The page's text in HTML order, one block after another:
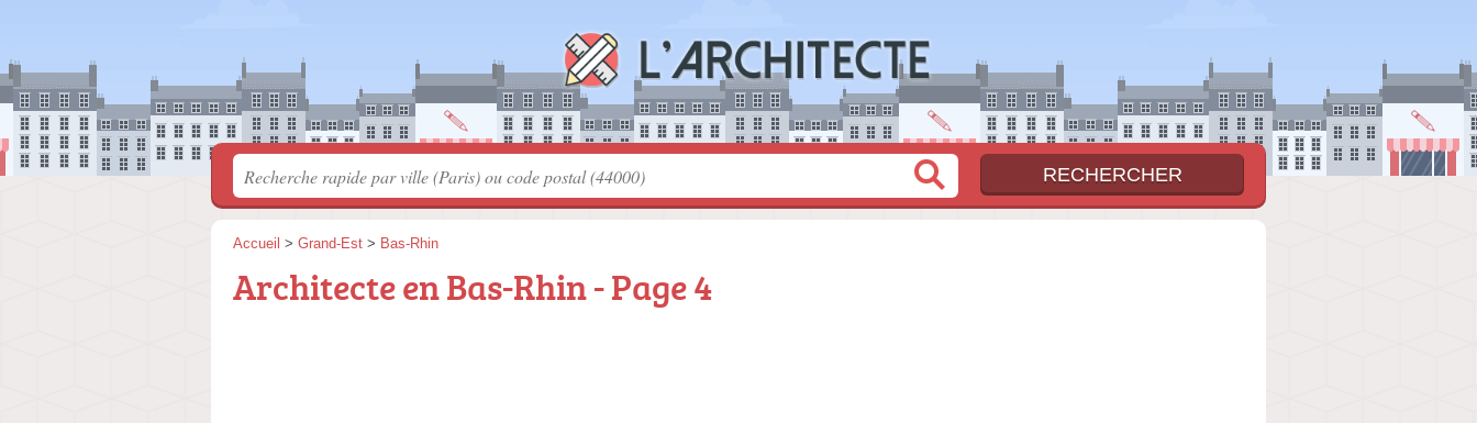
Accueil > Grand-Est > Bas-Rhin
Architecte en Bas-Rhin - Page 4